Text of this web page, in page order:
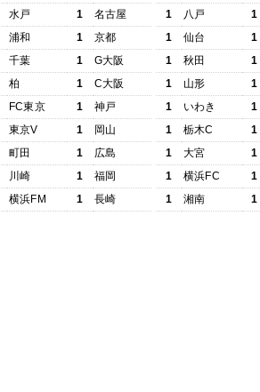
水戸 1
名古屋
浦和 1
京都
千葉 1
G大阪
柏 1
C大阪
FC東京 1
神戸
東京V 1
岡山
町田 1
広島
川崎 1
福岡
横浜FM 1 長崎
1
八戸
1
1
仙台
1
1
秋田
1
1
山形
1
1
いわき
1
1
栃木C
1
1
大宮
1
1
横浜FC
1
1
湘南 1